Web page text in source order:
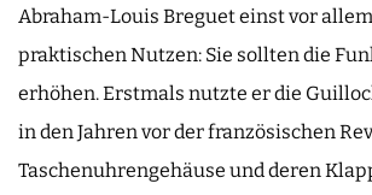
Abraham-Louis Breguet einst vor
praktischen Nutzen: Sie sollten die
erhöhen. Erstmals nutzte er die
in den Jahren vor der französischen
Taschenuhrengehäuse und deren